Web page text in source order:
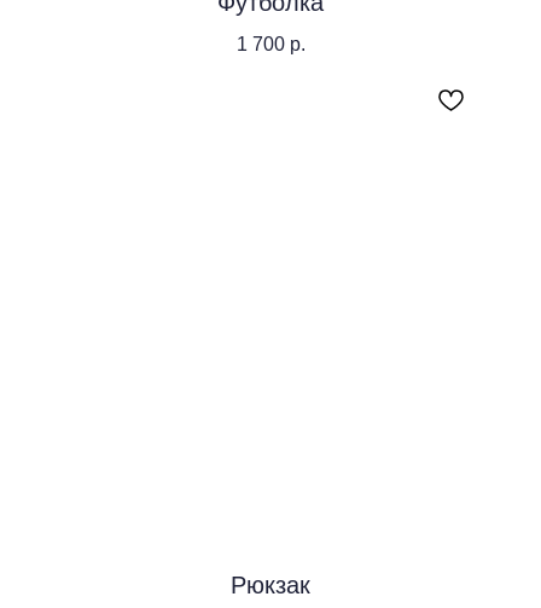
1 700 р.
Рюкзак